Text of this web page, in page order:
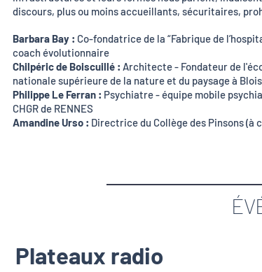
discours, plus ou moins accueillants, sécuritaires,
Barbara Bay : Co-fondatrice de la “Fabrique de
coach évolutionnaire
Chilpéric de Boiscuillé : Architecte - Fondateur de
nationale supérieure de la nature et du paysage à Blois
Philippe Le Ferran : Psychiatre - équipe mobile
CHGR de RENNES
Amandine Urso : Directrice du Collège des Pinsons (à
Plateaux radio